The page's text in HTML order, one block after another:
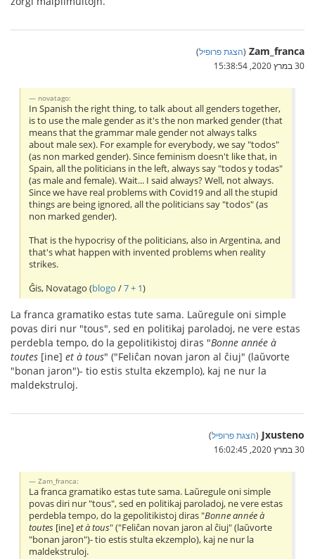
Zam_franca
(הצגת פרופיל)
30 במרץ 2020, 15:38:54
novatago:
In Spanish the right thing, to talk about all genders together,
is to use the male gender as it's the non marked gender (that
means that the grammar male gender not always talks
about male sex). For example for everybody, we say "todos"
(as non marked gender). Since feminism doesn't like that, in
Spain, all the politicians in the left, always say "todos y todas"
(as male and female). Wait... I said always? Well, not always.
Since we have real problems with Covid19 and all the stupid
things are being ignored, all the politicians say "todos" (as
non marked gender).
That is the hypocrisy of the politicians, also in Argentina, and
that's what happen with invented problems when reality
strikes.
Ĝis, Novatago (blogo /7 + 1)
La franca gramatiko estas tute sama. Laŭregule oni simple
povas diri nur "tous", sed en politikaj paroladoj, ne vere estas
perdebla tempo, do la gepolitikistoj diras "Bonne année à
toutes [ine] et à tous" ("Feliĉan novan jaron al ĉiuj" (laŭvorte
"bonan jaron")- tio estis stulta ekzemplo), kaj ne nur la
maldekstruloj.
Jxusteno
(הצגת פרופיל)
30 במרץ 2020, 16:02:45
Zam_franca:
La franca gramatiko estas tute sama. Laŭregule oni simple
povas diri nur "tous", sed en politikaj paroladoj, ne vere estas
perdebla tempo, do la gepolitikistoj diras "Bonne année à
toutes [ine]et à tous" ("Feliĉan novan jaron al ĉiuj" (laŭvorte
"bonan jaron")- tio estis stulta ekzemplo), kaj ne nur la
maldekstruloj.